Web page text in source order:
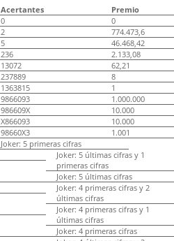
Acertantes
Premio
0
0
2
774.473,6
5
46.468,42
236
2.133,08
13072
62,21
237889
8
1363815
1
9866093
1.000.000
986609X
10.000
X866093
10.000
98660X3
1.001
Joker: 5 primeras cifras
Joker: 5 últimas cifras y 1
primeras cifras
Joker: 5 últimas cifras
Joker: 4 primeras cifras y 2
últimas cifras
Joker: 4 primeras cifras y 1
últimas cifras
Joker: 4 primeras cifras